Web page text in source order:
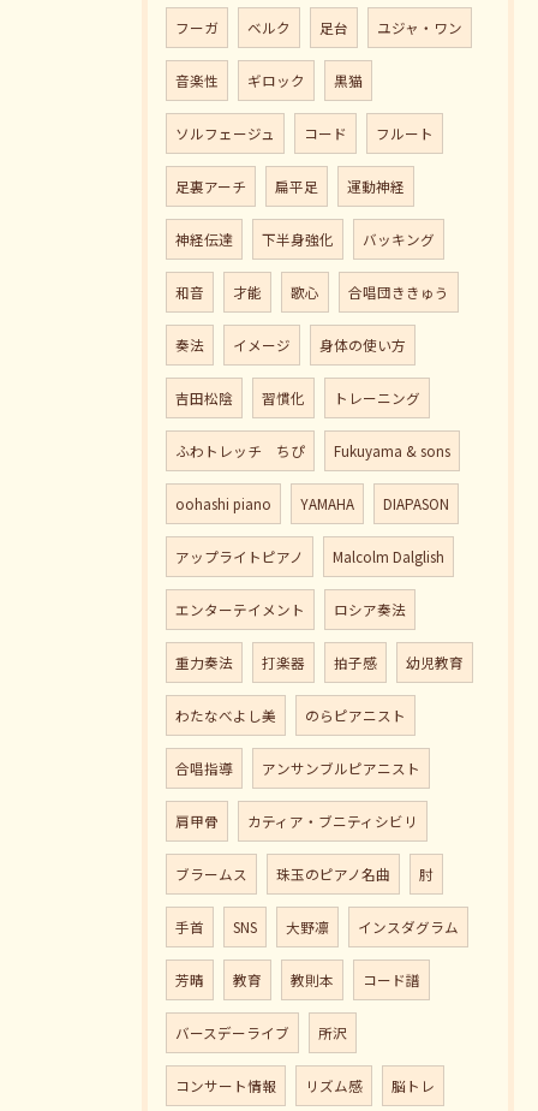
フーガ ベルク 足台 ユジャ・ワン
音楽性 ギロック 黒猫
ソルフェージュ コード フルート
足裏アーチ 扁平足 運動神経
神経伝達 下半身強化 バッキング
和音 才能 歌心 合唱団ききゅう
奏法 イメージ 身体の使い方
吉田松陰 習慣化 トレーニング
ふわトレッチ ちぴ Fukuyama & sons
oohashi piano YAMAHA DIAPASON
アップライトピアノ Malcolm Dalglish
エンターテイメント ロシア奏法
重力奏法 打楽器 拍子感 幼児教育
わたなべよし美 のらピアニスト
合唱指導 アンサンブルピアニスト
肩甲骨 カティア・ブニティシビリ
ブラームス 珠玉のピアノ名曲 肘
手首 SNS 大野凛 インスダグラム
芳晴 教育 教則本 コード譜
バースデーライブ 所沢
コンサート情報 リズム感 脳トレ